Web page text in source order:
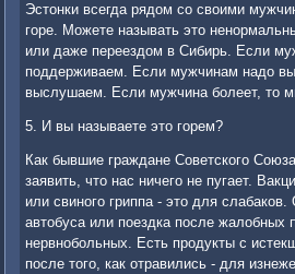
Эстонки всегда рядом со своими
горе. Можете называть это
или даже переездом в Сибирь. Если
поддерживаем. Если мужчинам надо
выслушаем. Если мужчина болеет, то
5. И вы называете это горем?
Как бывшие граждане Советского
заявить, что нас ничего не пугает.
или свиного гриппа - это для
автобуса или поездка после жалобных
нервнобольных. Есть продукты с
после того, как отравились - для